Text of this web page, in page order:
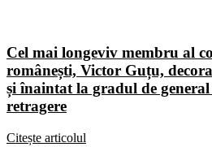
Cel mai longeviv membru al
românești, Victor Guțu,
și înaintat la gradul de
retragere
Citește articolul